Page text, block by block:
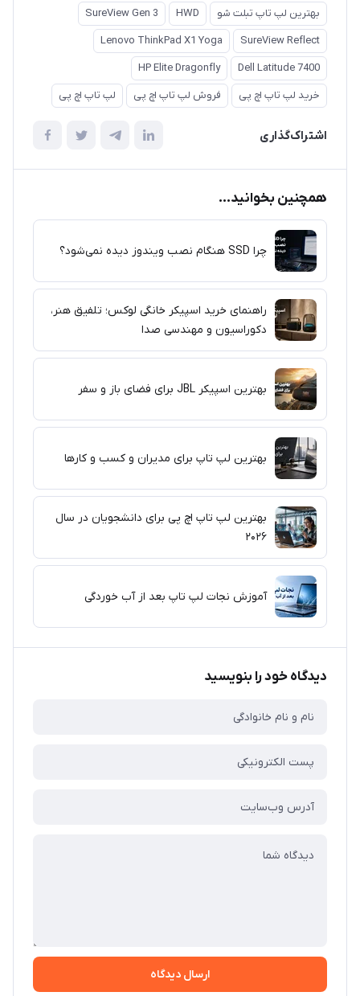
بهترین لپ تاپ تبلت شو HWD
SureView Gen 3
SureView Reflect
Lenovo ThinkPad X1 Yoga
Dell Latitude 7400
HP Elite Dragonfly
خرید لپ تاپ اچ پی
فروش لپ تاپ اچ پی لپ تاپ اچ پی
اشتراک‌گذاری
همچنین بخوانید...
چرا SSD هنگام نصب ویندوز دیده نمی‌شود؟
راهنمای خرید اسپیکر خانگی لوکس؛ تلفیق هنر،
دکوراسیون و مهندسی صدا
بهترین اسپیکر JBL برای فضای باز و سفر
بهترین لپ تاپ برای مدیران و کسب و کارها
بهترین لپ تاپ اچ پی برای دانشجویان در سال
۲۰۲۶
آموزش نجات لپ تاپ بعد از آب خوردگی
دیدگاه خود را بنویسید
ارسال دیدگاه